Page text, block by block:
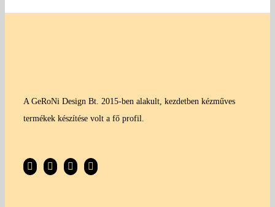
A GeRoNi Design Bt. 2015-ben alakult, kezdetben kézműves
termékek készítése volt a fő profil.